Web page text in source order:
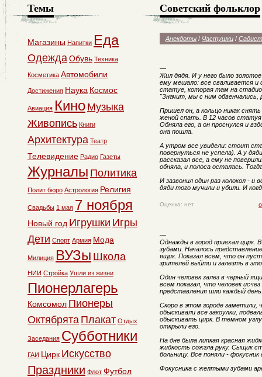
Советский фольклор
Анекдоты / Частушки /
—
Жил дядя. И у него было
ему мешало: все сваливается и
статуе, которая там на
"Значит, мы с ним обвенчались,
Пришел он, а кольцо никак
женой спать. В 12 часов
Обняла его, а он проснулся и
она пошла.
А утром все увидели: стоит
повернуться не успела). А у
рассказал все, а ему не
обняла, и полоса осталась.
И зазвонил один раз колокол -
дяди того мучили и убили. И
Оценка: нет
—
Однажды в город приехал цирк.
зубами. Началось
ящик. Показал всем, что он
зрителей выйти и залезть в
Один человек залез в черный
всем показал, что человек
представления шли каждый
Скоро в этом городе
обыскивали все закоулки,
обыскивать цирк. В темном
открыли его.
На дне была липкая красная
жидкость сожгла руку. Сыщик
больницу. Все поняли -
Фокусника с желтыми зубами
Темы
Магазины Напитки Еда
ОдеждаОбувь Техника
Косметика Автомобили
Достижения Наука Космос
Авиация Кино Музыка
Живопись Книги
Архитектура Театр
Телевидение Радио Газеты
Журналы Политика
Полит бюро Астрология Религия
Свадьбы 1 мая 7 ноября
Новый год Игрушки Игры
Дети Спорт Армия Мода
Милиция ВУЗы Школа
НИИ Стройка Ушли из жизни
Пионерлагерь
Комсомол Пионеры
Октябрята Плакат Отдых
Заседания Субботники
ГАИ Цирк Искусство
Праздники Флот Футбол